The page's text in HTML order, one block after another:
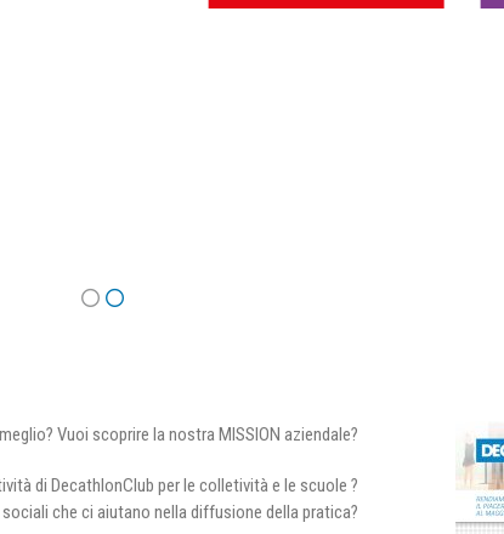
Vuoi scoprire la nostra MISSION aziendale?
di DecathlonClub per le colletività e le scuole ?
che ci aiutano nella diffusione della pratica?